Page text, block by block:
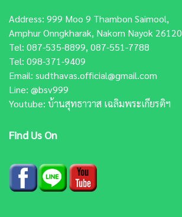
Address: 999 Moo 9 Thambon Saimool,
Amphur Onngkharak, Nakorn Nayok 26120
Tel: 087-535-8899, 087-551-7788
Tel: 098-371-9409
Email: sudthavas.official@gmail.com
Line: @bsv999
Youtube: บ้านสุทธาวาส เฉลิมพระเกียรติฯ
Find Us On